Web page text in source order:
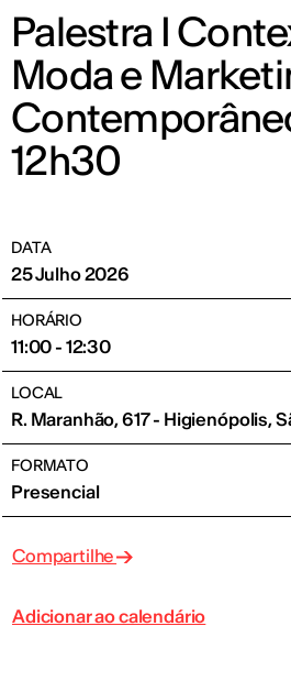
Palestra I
Moda e
12h30
DATA
25 Julho 2026
HORÁRIO
11:00 - 12:30
LOCAL
R. Maranhão, 617 - Higienópolis,
FORMATO
Presencial
Compartilhe
Adicionar ao calendário